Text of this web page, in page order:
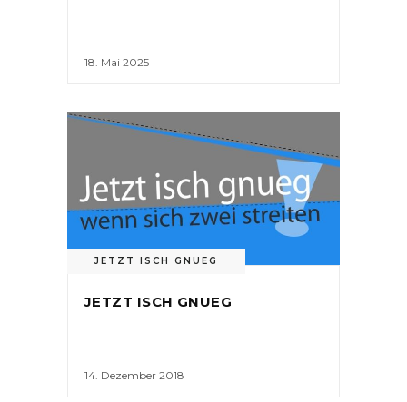
18. Mai 2025
JETZT ISCH GNUEG
JETZT ISCH GNUEG
14. Dezember 2018